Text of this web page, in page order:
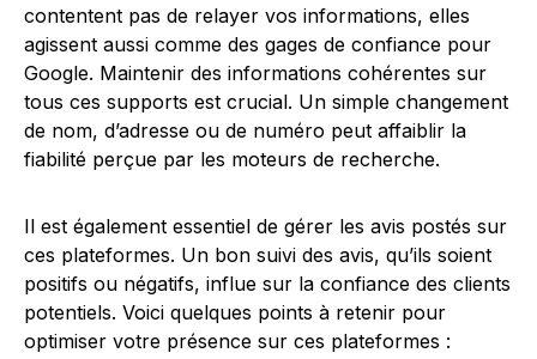
contentent pas de relayer vos informations, elles
agissent aussi comme des gages de confiance pour
Google. Maintenir des informations cohérentes sur
tous ces supports est crucial. Un simple changement
de nom, d’adresse ou de numéro peut affaiblir la
fiabilité perçue par les moteurs de recherche.
Il est également essentiel de gérer les avis postés sur
ces plateformes. Un bon suivi des avis, qu’ils soient
positifs ou négatifs, influe sur la confiance des clients
potentiels. Voici quelques points à retenir pour
optimiser votre présence sur ces plateformes :